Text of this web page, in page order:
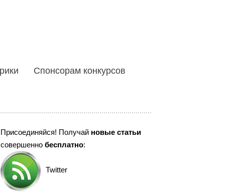
Спонсорам конкурсов
Присоединяйся! Получай новые статьи
совершенно бесплатно:
Twitter